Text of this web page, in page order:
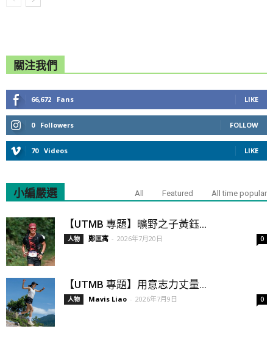
關注我們
66,672 Fans LIKE
0 Followers FOLLOW
70 Videos LIKE
小編嚴選 All Featured All time popular
【UTMB 專題】曠野之子黃鈺...
人物 鄭匡寓 - 2026年7月20日 0
【UTMB 專題】用意志力丈量...
人物 Mavis Liao - 2026年7月9日 0